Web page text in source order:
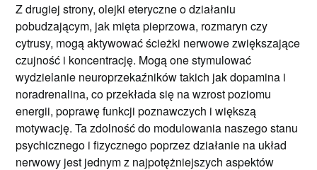
Z drugiej strony, olejki eteryczne o działaniu
pobudzającym, jak mięta pieprzowa, rozmaryn czy
cytrusy, mogą aktywować ścieżki nerwowe zwiększające
czujność i koncentrację. Mogą one stymulować
wydzielanie neuroprzekaźników takich jak dopamina i
noradrenalina, co przekłada się na wzrost poziomu
energii, poprawę funkcji poznawczych i większą
motywację. Ta zdolność do modulowania naszego stanu
psychicznego i fizycznego poprzez działanie na układ
nerwowy jest jednym z najpotężniejszych aspektów